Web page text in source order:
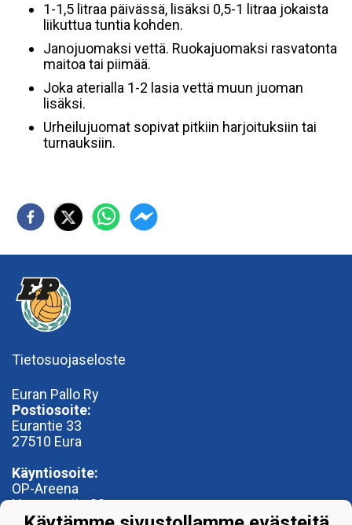
1-1,5 litraa päivässä, lisäksi 0,5-1 litraa jokaista
liikuttua tuntia kohden.
Janojuomaksi vettä. Ruokajuomaksi rasvatonta
maitoa tai piimää.
Joka aterialla 1-2 lasia vettä muun juoman
lisäksi.
Urheilujuomat sopivat pitkiin harjoituksiin tai
turnauksiin.
Tietosuojaseloste
Euran Pallo Ry
Postiosoite:
Eurantie 33
27510 Eura
Käyntiosoite:
OP-Areena
Nummentie 28
27500 Kauttua